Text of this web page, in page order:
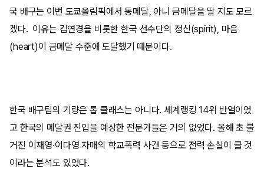
국 배구는 이번 도쿄올림픽에서 동메달, 아니 금메달을 딸 지도 모르
겠다. 이유는 김연경을 비롯한 한국 선수단의 정신(spirit), 마음
(heart)이 금메달 수준에 도달했기 때문이다.
한국 배구팀의 기량은 톱 클래스는 아니다. 세계랭킹 14위 반열이었
고 한국의 메달권 진입을 예상한 전문가들은 거의 없었다. 올해 초 불
거진 이재영·이다영 자매의 학교폭력 사건 등으로 전력 손실이 클 것
이라는 분석도 있었다.